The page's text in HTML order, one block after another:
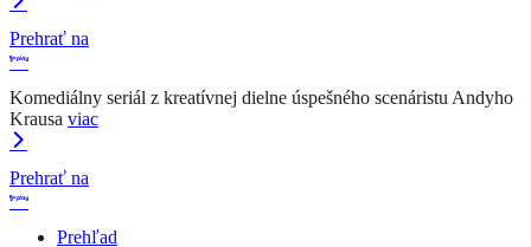
Prehrať na
Komediálny seriál z kreatívnej dielne úspešného scenáristu Andyho
Krausa viac
Prehrať na
Prehľad